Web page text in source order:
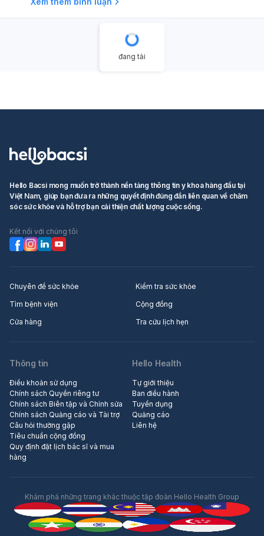
đang tải
Hello Bacsi mong muốn trở thành nền tảng thông tin y khoa hàng đầu tại
Việt Nam, giúp bạn đưa ra những quyết định đúng đắn liên quan về chăm
sóc sức khỏe và hỗ trợ bạn cải thiện chất lượng cuộc sống.
Kết nối với chúng tôi
Chuyên đề sức khỏe
Kiểm tra sức khỏe
Tìm bệnh viện
Cộng đồng
Cửa hàng
Tra cứu lịch hẹn
Thông tin
Điều khoản sử dụng
Chính sách Quyền riêng tư
Chính sách Biên tập và Chỉnh sửa
Chính sách Quảng cáo và Tài trợ
Câu hỏi thường gặp
Tiêu chuẩn cộng đồng
Quy định đặt lịch bác sĩ và mua
hàng
Hello Health
Tự giới thiệu
Ban điều hành
Tuyển dụng
Quảng cáo
Liên hệ
Khám phá những trang khác thuộc tập đoàn Hello Health Group